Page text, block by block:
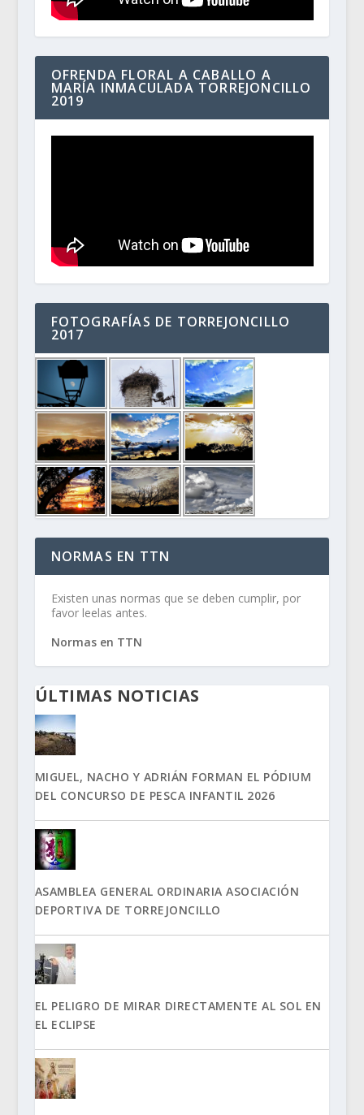
OFRENDA FLORAL A CABALLO A
MARÍA INMACULADA TORREJONCILLO
2019
FOTOGRAFÍAS DE TORREJONCILLO
2017
NORMAS EN TTN
Existen unas normas que se deben cumplir, por
favor leelas antes.
Normas en TTN
ÚLTIMAS NOTICIAS
MIGUEL, NACHO Y ADRIÁN FORMAN EL PÓDIUM
DEL CONCURSO DE PESCA INFANTIL 2026
ASAMBLEA GENERAL ORDINARIA ASOCIACIÓN
DEPORTIVA DE TORREJONCILLO
EL PELIGRO DE MIRAR DIRECTAMENTE AL SOL EN
EL ECLIPSE